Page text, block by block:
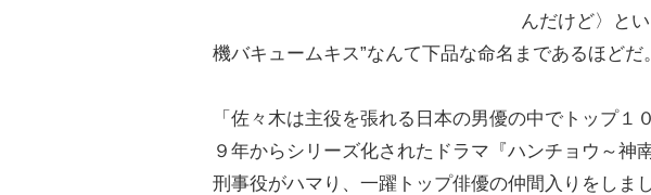
んだけど〉と
機バキュームキス”なんて下品な命名まであるほどだ。
「佐々木は主役を張れる日本の男優の中でトップ１
９年からシリーズ化されたドラマ『ハンチョウ～神
刑事役がハマり、一躍トップ俳優の仲間入りをしま